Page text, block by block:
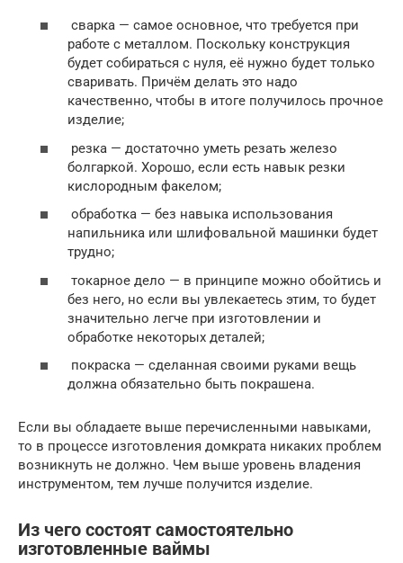
сварка — самое основное, что требуется при
работе с металлом. Поскольку конструкция
будет собираться с нуля, её нужно будет только
сваривать. Причём делать это надо
качественно, чтобы в итоге получилось прочное
изделие;
резка — достаточно уметь резать железо
болгаркой. Хорошо, если есть навык резки
кислородным факелом;
обработка — без навыка использования
напильника или шлифовальной машинки будет
трудно;
токарное дело — в принципе можно обойтись и
без него, но если вы увлекаетесь этим, то будет
значительно легче при изготовлении и
обработке некоторых деталей;
покраска — сделанная своими руками вещь
должна обязательно быть покрашена.
Если вы обладаете выше перечисленными навыками,
то в процессе изготовления домкрата никаких проблем
возникнуть не должно. Чем выше уровень владения
инструментом, тем лучше получится изделие.
Из чего состоят самостоятельно
изготовленные ваймы